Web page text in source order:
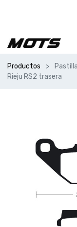
Productos
Rieju RS2 trasera